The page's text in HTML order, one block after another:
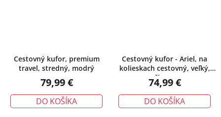
Cestovný kufor, premium
travel, stredný, modrý
79,99 €
DO KOŠÍKA
Cestovný kufor - Ariel, na
kolieskach cestovný, veľký,
čierny
74,99 €
DO KOŠÍKA